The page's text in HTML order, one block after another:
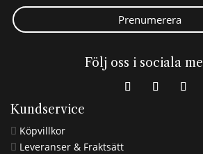
Prenumerera
Följ oss i sociala
Kundservice
 Köpvillkor
 Leveranser & Fraktsätt